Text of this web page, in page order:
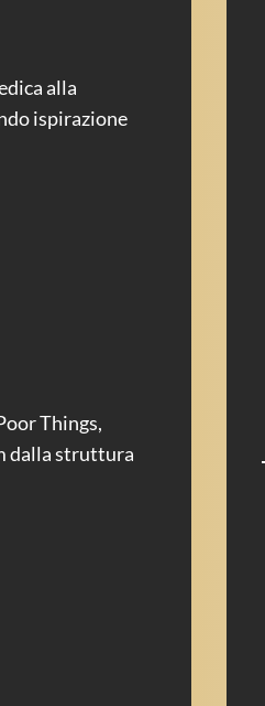
alla
ispirazione
Things,
dalla struttura